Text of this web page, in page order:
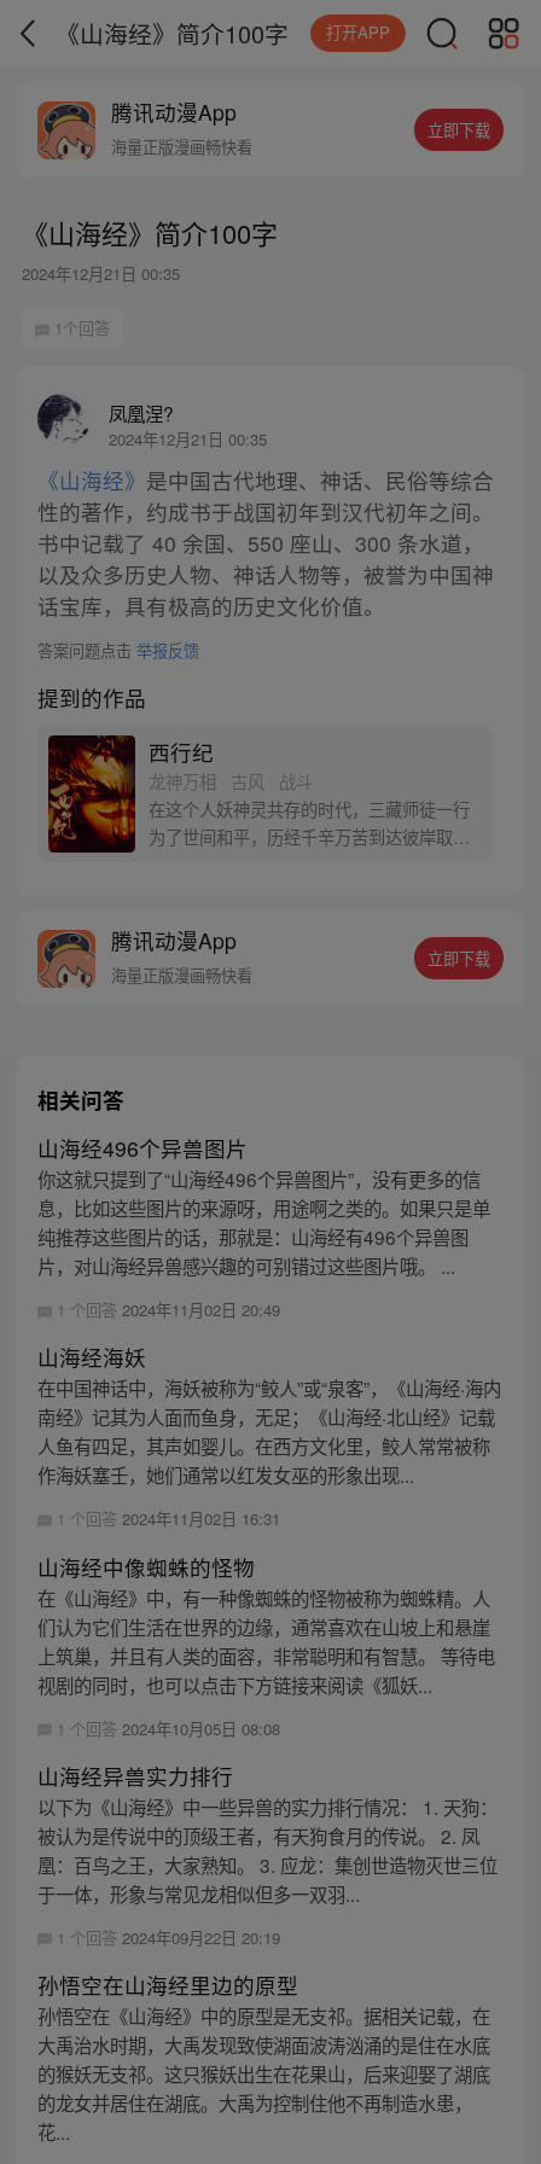
《山海经》简介100字 打开APP
腾讯动漫App
海量正版漫画畅快看
立即下载
《山海经》简介100字
2024年12月21日 00:35
1个回答
凤凰涅?
2024年12月21日 00:35
《山海经》 是中国古代地理、神话、民俗等综合
性的著作，约成书于战国初年到汉代初年之间。
书中记载了 40 余国、550 座山、300 条水道，
以及众多历史人物、神话人物等，被誉为中国神
话宝库，具有极高的历史文化价值。
答案问题点击 举报反馈
提到的作品
西行纪
龙神万相 · 古风 · 战斗
在这个人妖神灵共存的时代，三藏师徒一行
为了世间和平，历经千辛万苦到达彼岸取
辞万难，找到唐三藏大法师，和他一起重新
寻回徒弟们，组成全新“西行小队”，再度踏
腾讯动漫App
海量正版漫画畅快看
立即下载
相关问答
山海经496个异兽图片
你这就只提到了“山海经496个异兽图片”，没有更多的信
息，比如这些图片的来源呀，用途啊之类的。如果只是单
纯推荐这些图片的话，那就是：山海经有496个异兽图
片，对山海经异兽感兴趣的可别错过这些图片哦。 ...
1 个回答 2024年11月02日 20:49
山海经海妖
在中国神话中，海妖被称为“鲛人”或“泉客”，《山海经·海内
南经》记其为人面而鱼身，无足；《山海经·北山经》记载
人鱼有四足，其声如婴儿。在西方文化里，鲛人常常被称
作海妖塞壬，她们通常以红发女巫的形象出现...
1 个回答 2024年11月02日 16:31
山海经中像蜘蛛的怪物
在《山海经》中，有一种像蜘蛛的怪物被称为蜘蛛精。人
们认为它们生活在世界的边缘，通常喜欢在山坡上和悬崖
上筑巢，并且有人类的面容，非常聪明和有智慧。 等待电
视剧的同时，也可以点击下方链接来阅读《狐妖...
1 个回答 2024年10月05日 08:08
山海经异兽实力排行
以下为《山海经》中一些异兽的实力排行情况： 1. 天狗：
被认为是传说中的顶级王者，有天狗食月的传说。 2. 凤
凰：百鸟之王，大家熟知。 3. 应龙：集创世造物灭世三位
于一体，形象与常见龙相似但多一双羽...
1 个回答 2024年09月22日 20:19
孙悟空在山海经里边的原型
孙悟空在《山海经》中的原型是无支祁。据相关记载，在
大禹治水时期，大禹发现致使湖面波涛汹涌的是住在水底
的猴妖无支祁。这只猴妖出生在花果山，后来迎娶了湖底
的龙女并居住在湖底。大禹为控制住他不再制造水患，
花...